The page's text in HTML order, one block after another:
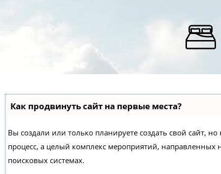
Как продвинуть сайт на первые места?
Вы создали или только планируете создать свой сайт,
процесс, а целый комплекс мероприятий,
поисковых системах.